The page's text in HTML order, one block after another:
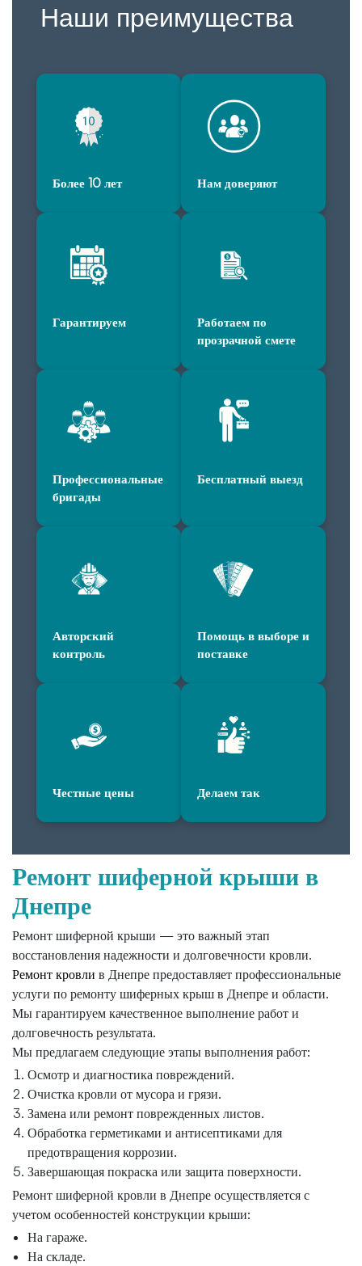
Наши преимущества
Более 10 лет Нам доверяют
Гарантируем
Работаем по
прозрачной смете
Профессиональные
бригады
Бесплатный выезд
Авторский
контроль
Помощь в выборе и
поставке
Честные цены Делаем так
Ремонт шиферной крыши в
Днепре
Ремонт шиферной крыши — это важный этап
восстановления надежности и долговечности кровли.
Ремонт кровли в Днепре предоставляет профессиональные
услуги по ремонту шиферных крыш в Днепре и области.
Мы гарантируем качественное выполнение работ и
долговечность результата.
Мы предлагаем следующие этапы выполнения работ:
Осмотр и диагностика повреждений.
Очистка кровли от мусора и грязи.
Замена или ремонт поврежденных листов.
Обработка герметиками и антисептиками для
предотвращения коррозии.
Завершающая покраска или защита поверхности.
Ремонт шиферной кровли в Днепре осуществляется с
учетом особенностей конструкции крыши:
На гараже.
На складе.